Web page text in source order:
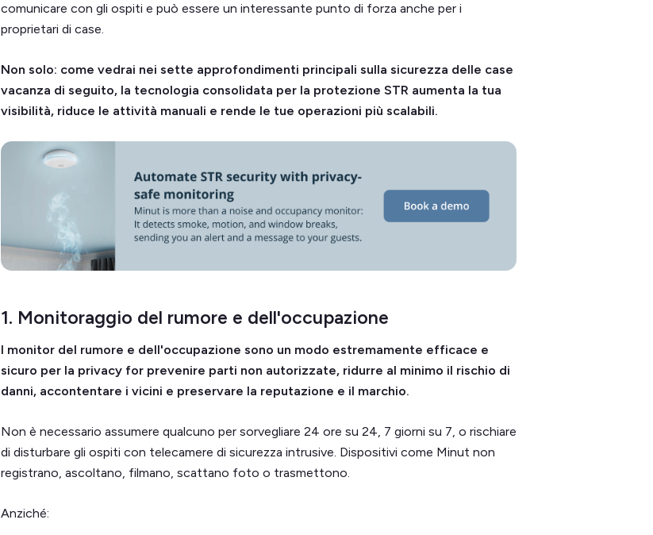
comunicare con gli ospiti e può essere un interessante punto di forza anche per i
proprietari di case.
Non solo: come vedrai nei sette approfondimenti principali sulla sicurezza delle case
vacanza di seguito, la tecnologia consolidata per la protezione STR aumenta la tua
visibilità, riduce le attività manuali e rende le tue operazioni più scalabili.
1. Monitoraggio del rumore e dell'occupazione
I monitor del rumore e dell'occupazione sono un modo estremamente efficace e
sicuro per la privacy for prevenire parti non autorizzate, ridurre al minimo il rischio di
danni, accontentare i vicini e preservare la reputazione e il marchio.
Non è necessario assumere qualcuno per sorvegliare 24 ore su 24, 7 giorni su 7, o rischiare
di disturbare gli ospiti con telecamere di sicurezza intrusive. Dispositivi come Minut non
registrano, ascoltano, filmano, scattano foto o trasmettono.
Anziché: